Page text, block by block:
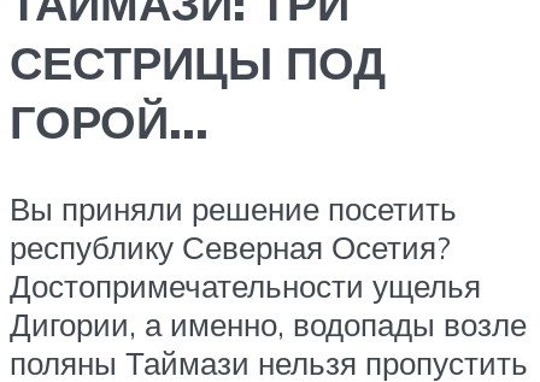
СЕСТРИЦЫ ПОД
ГОРОЙ…
Вы приняли решение посетить
республику Северная Осетия?
Достопримечательности ущелья
Дигории, а именно, водопады возле
поляны Таймази нельзя пропустить